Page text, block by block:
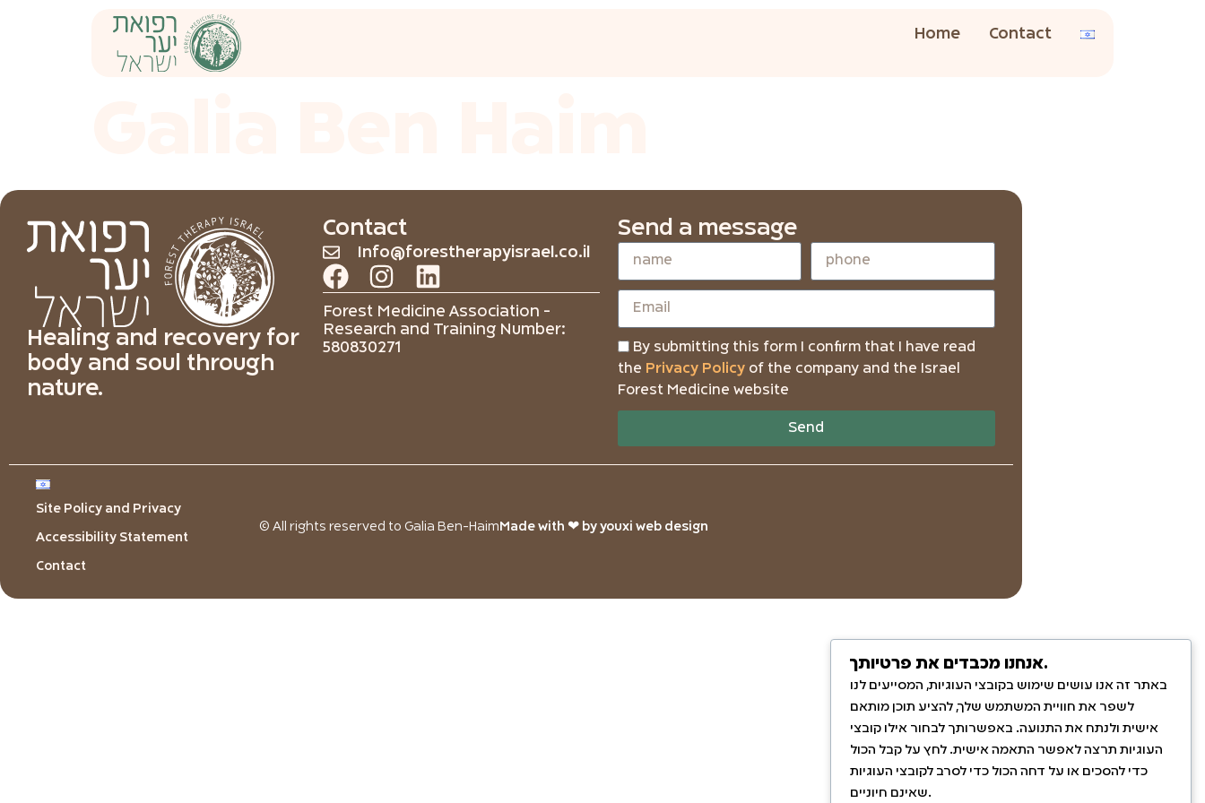
Home
Contact
Healing and recovery for
body and soul through
nature.
Contact
Info@forestherapyisrael.co.il
Forest Medicine Association -
Research and Training Number:
580830271
Send a message
By submitting this form I confirm that I have read
the Privacy Policy of the company and the Israel
Forest Medicine website
Send
Site Policy and Privacy
Accessibility Statement
Contact
© All rights reserved to Galia Ben-HaimMade with ❤ by youxi web design​​
אנחנו מכבדים את פרטיותך.
באתר זה אנו עושים שימוש בקובצי העוגיות, המסייעים לנו
לשפר את חוויית המשתמש שלך, להציע תוכן מותאם
אישית ולנתח את התנועה. באפשרותך לבחור אילו קובצי
העוגיות תרצה לאפשר התאמה אישית. לחץ על קבל הכול
כדי להסכים או על דחה הכול כדי לסרב לקובצי העוגיות
שאינם חיוניים.